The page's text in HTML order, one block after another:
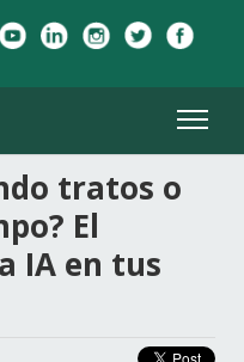
tratos o
El
IA en tus